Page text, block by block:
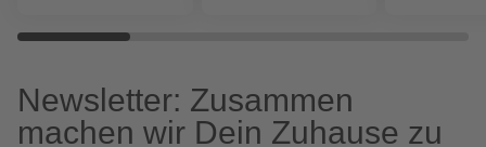
Newsletter: Zusammen
machen wir Dein Zuhause zu